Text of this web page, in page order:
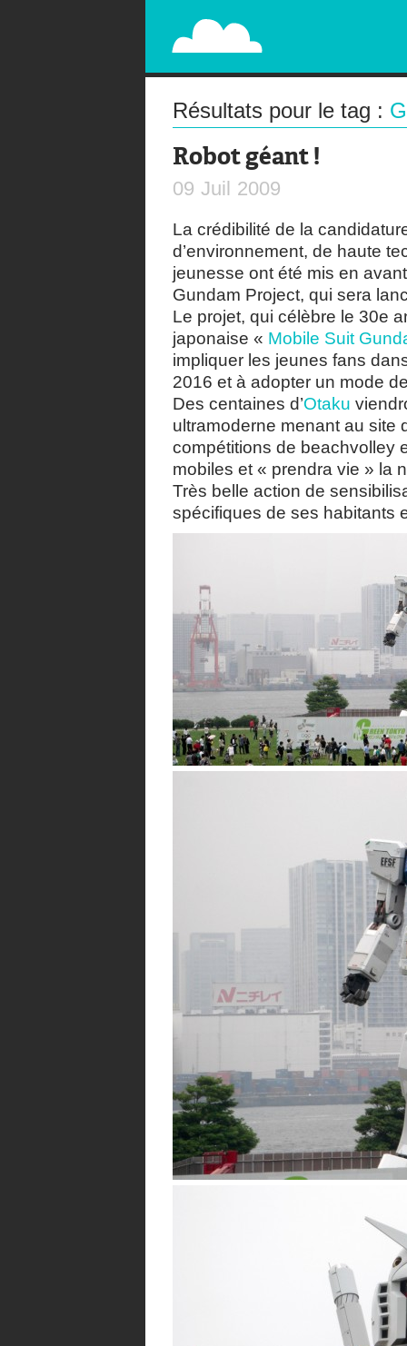
PAPERPLANE
STREET, AMBIENT, GUÉRILLA MARKETING
Résultats pour le tag :
Robot géant !
09 Juil 2009
La crédibilité de la
d’environnement, de haute
jeunesse ont été mis en
Gundam Project, qui sera
Le projet, qui célèbre le 30e
japonaise « Mobile Suit
impliquer les jeunes fans
2016 et à adopter un mode
Des centaines d’Otaku
ultramoderne menant au site
compétitions de beachvolley
mobiles et « prendra vie » la
Très belle action de
spécifiques de ses habitants